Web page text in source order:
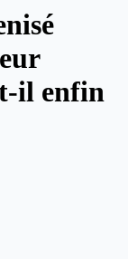
il enfin